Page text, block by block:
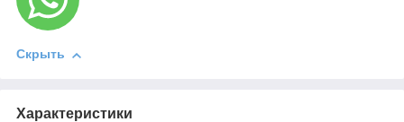
Скрыть
Характеристики